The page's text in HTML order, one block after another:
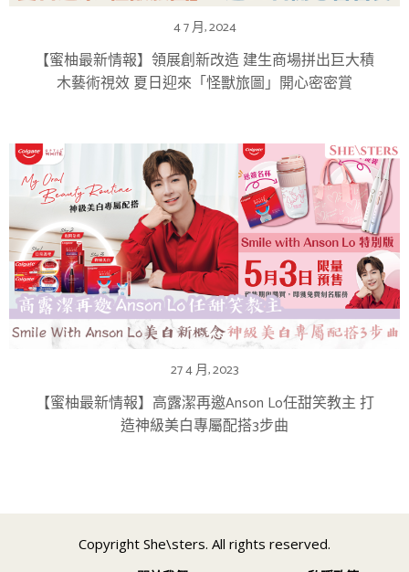
4 7 月, 2024
【蜜柚最新情報】領展創新改造 建生商場拼出巨大積
木藝術視效 夏日迎來「怪獸旅圖」開心密密賞
27 4 月, 2023
【蜜柚最新情報】高露潔再邀Anson Lo任甜笑教主 打
造神級美白專屬配搭3步曲
Copyright She\sters. All rights reserved.